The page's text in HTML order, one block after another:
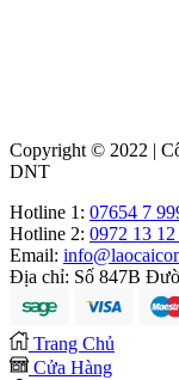
Copyright © 2022 |
DNT
Hotline 1: 07654 7
Hotline 2: 0972 13 12
Email:
Địa chỉ: Số 847B
Trang Chủ
Cửa Hàng